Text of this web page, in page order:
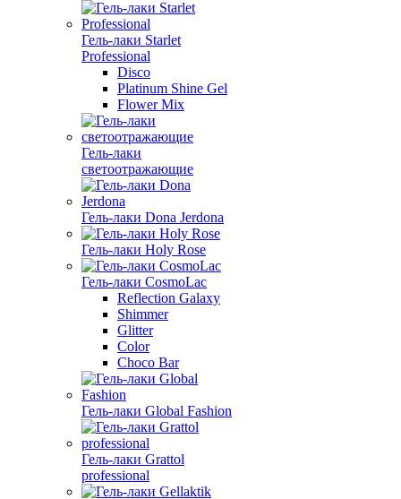
Гель-лаки Starlet
Professional
Disco
Platinum Shine Gel
Flower Mix
Гель-лаки
светоотражающие
Гель-лаки Dona Jerdona
Гель-лаки Holy Rose
Гель-лаки CosmoLac
Reflection Galaxy
Shimmer
Glitter
Color
Choco Bar
Гель-лаки Global Fashion
Гель-лаки Grattol
professional